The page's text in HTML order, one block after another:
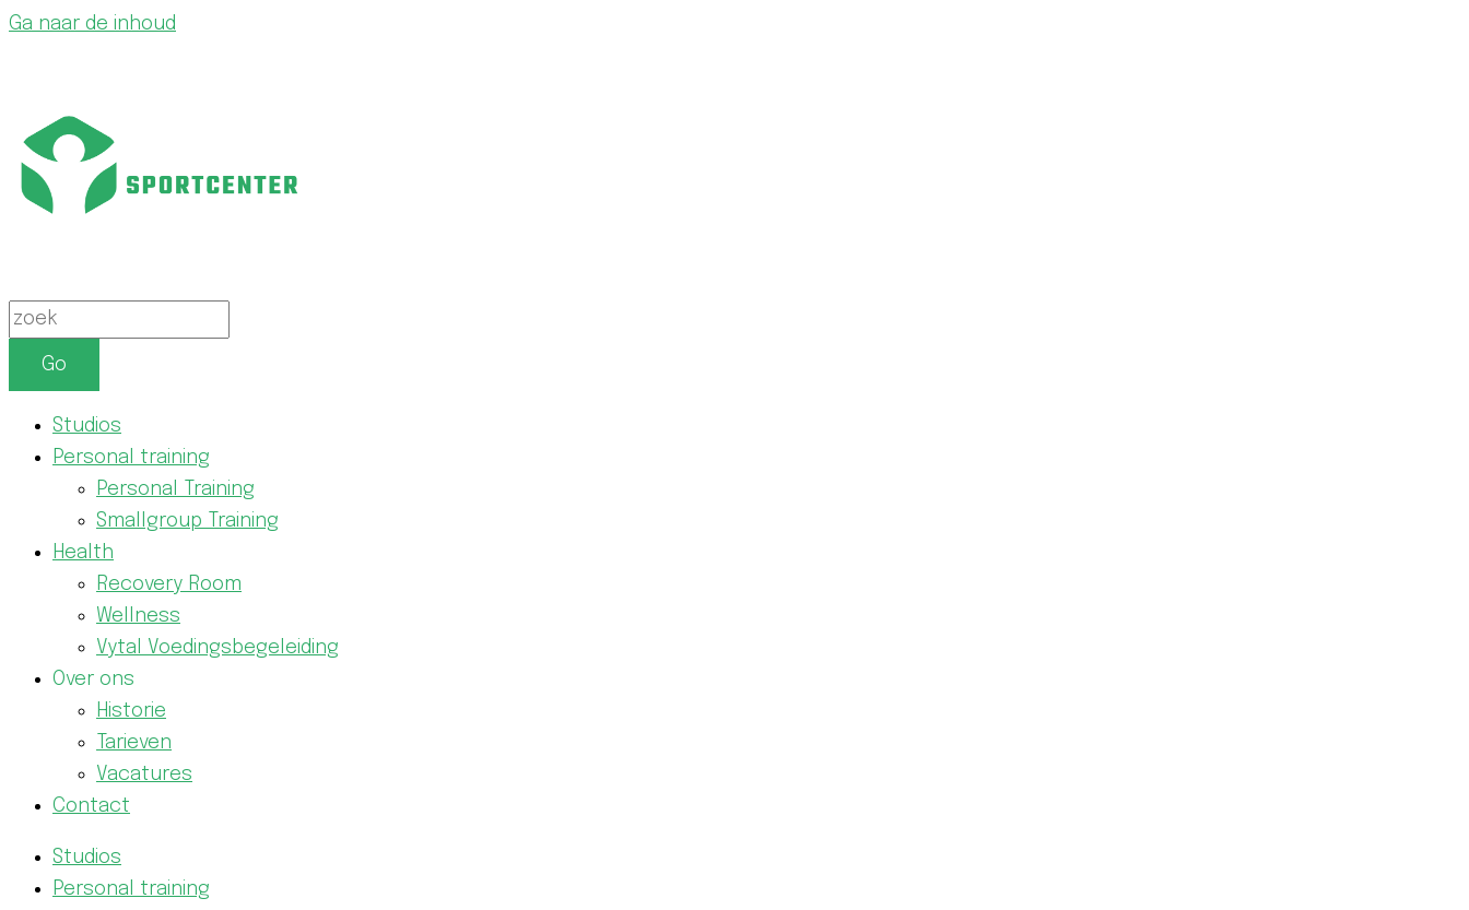
Ga naar de inhoud
Go
Studios
Personal training
Personal Training
Smallgroup Training
Health
Recovery Room
Wellness
Vytal Voedingsbegeleiding
Over ons
Historie
Tarieven
Vacatures
Contact
Studios
Personal training